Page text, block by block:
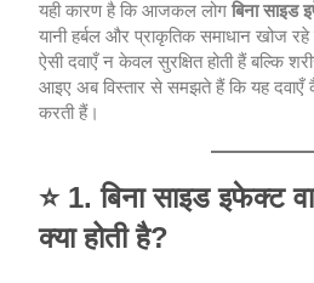
यही कारण है कि आजकल लोगबिना साइड
यानी हर्बल और प्राकृतिक समाधान खोज रहे
ऐसी दवाएँ न केवल सुरक्षित होती हैं बल्कि
आइए अब विस्तार से समझते हैं कि यह दवाएँ
करती हैं।
⭐ 1. बिना साइड इफेक्ट
क्या होती है?